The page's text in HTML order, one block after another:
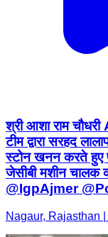
श्री आशा राम
टीम द्वारा सरहद
स्टोन खनन करते हुए
जेसीबी मशीन चालक
@IgpAjmer
Nagaur, Rajasthan